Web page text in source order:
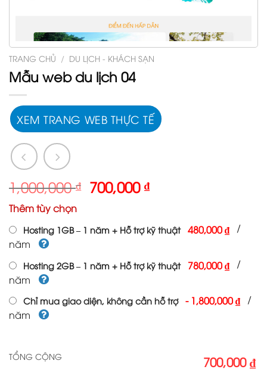
TRANG CHỦ / DU LỊCH - KHÁCH SẠN
Mẫu web du lịch 04
XEM TRANG WEB THỰC TẾ
1,000,000₫ Giá
gốc
1,000,000 ₫.
700,000₫Giá
là:
Thêm tùy chọn
Hosting 1GB – 1 năm + Hỗ trợ kỹ thuật 480,000 ₫ /
năm
Hosting 2GB – 1 năm + Hỗ trợ kỹ thuật 780,000 ₫ /
năm
Chỉ mua giao diện, không cần hỗ trợ -1,800,000 ₫ /
năm
TỔNG CỘNG 700,000 ₫